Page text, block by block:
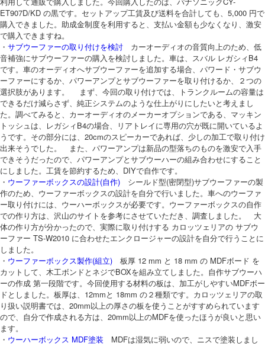
ET907D/KD の黒です。セットアップ工賃及び送料を合計しても、5,000 円で
購入できました。助成金制度を利用すると、支払い金額も少なくなり、激安
で購入できますね。
・ サブウーファーの取り付けを検討 カーオーディオの音質向上のため、低
音補強にサブウーファーの購入を検討しました。車は、スバル レガシィB4
です。車のオーディオへサブウーファーを追加する場合、パワード・サブウ
ーファーにするか、パワーアンプとサブウーファーを取り付けるか、２つの
選択肢があります。 まず、今回の取り付けでは、トランクルームの容量は
できるだけ減らさず、純正システムのような仕上がりにしたいと考えまし
た。調べてみると、カーオーディオのメーカーオプションである、マッキン
トッシュは、レガシィB4の場合、リアトレイに専用の穴が既に開いているよ
うです。その部分には、20cmのスピーカーであれば、少しの加工で取り付け
出来そうでした。 また、パワーアンプは新品の型落ちのものを激安で入手
できそうだったので、パワーアンプとサブウーハーの組み合わせにすること
にしました。工賃を節約するため、DIYで自作です。
・ ウーファーボックスの設計(自作) シールド型(密閉型)サブウーファーの製
作のため、ウーファーボックスの設計を自分で行いました。車へのウーファ
ー取り付けには、ウーハーボックスが必要です。ウーファーボックスの自作
での作り方は、沢山のサイトを参考にさせていただき、調査しました。 大
体の作り方が分かったので、実際に取り付けする カロッツェリアの サブウ
ーファー TS-W2010 に合わせたエンクロージャーの設計を自分で行うことに
しました。
・ ウーファーボックス製作(組立) 板厚 12 mm と 18 mm の MDFボード を
カットして、木工ボンドとネジでBOXを組み立てしました。自作サブウーハ
ーの作成 第一段階です。今回使用する材料の板は、加工がしやすいMDFボー
ドとしました。板厚は、12mmと 18mm の２種類です。カロッツェリアの取
り扱い説明書では、20mm以上の厚さの板を使うことがすすめられています
ので、自分で作成される方は、20mm以上のMDFを使ったほうが良いと思い
ます。
・ ウーハーボックス MDF塗装 MDFは湿気に弱いので、ニスで塗装しまし